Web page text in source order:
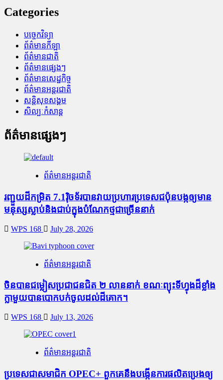
Categories
បច្ចេកវិទ្យា
ព័ត៌មានកីឡា
ព័ត៌មានជាតិ
ព័ត៌មានផ្សេងៗ
ព័ត៌មានសេដ្ឋកិច្ច
ព័ត៌មានអន្តរជាតិ
សន្តិសុខសង្គម
សិល្បៈកំសាន្ត
ព័ត៌មានផ្សេងៗ
ព័ត៌មានអន្តរជាតិ
រញ្ជួយដីកម្រិត​ 7.1រ៉ិចទ័របានវាយប្រហារប្រទេសជប៉ុនបង្កឲ្យមាន
មនុស្សស្លាប់​និង​ជាប់ក្នុងបំណែកថ្មជាច្រើននាក់
WPS 168 July 28, 2026
ព័ត៌មានអន្តរជាតិ
ចិនបានជម្លៀសប្រជាជនជិត ២ លាននាក់ ខណៈព្យុះទីហ្វុងដ៏ខ្លាំង
ក្លាមួយបានបោកបក់ចូលដល់ដីគោក។
WPS 168 July 13, 2026
ព័ត៌មានអន្តរជាតិ
ប្រទេសជាសមាជិក OPEC+​ ពួកគេនឹងបង្កើនការផលិតប្រេងឲ្យ